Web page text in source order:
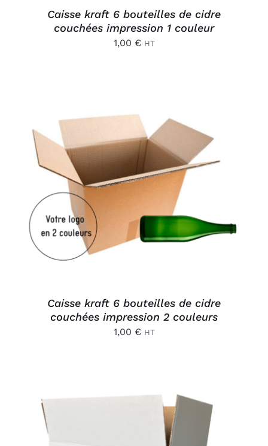
Caisse kraft 6 bouteilles de cidre
couchées impression 1 couleur
1,00 € HT
AJOUTER AU PANIER
/
DÉTAILS
Caisse kraft 6 bouteilles de cidre
couchées impression 2 couleurs
1,00 € HT